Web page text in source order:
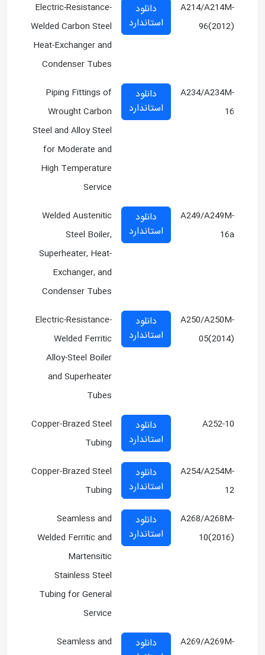
A214/A214M-
96(2012)
دانلود
استاندارد
Electric-Resistance-
Welded Carbon Steel
Heat-Exchanger and
Condenser Tubes
A234/A234M-
16
دانلود
استاندارد
Piping Fittings of
Wrought Carbon
Steel and Alloy Steel
for Moderate and
High Temperature
Service
A249/A249M-
16a
دانلود
استاندارد
Welded Austenitic
Steel Boiler,
Superheater, Heat-
Exchanger, and
Condenser Tubes
A250/A250M-
05(2014)
دانلود
استاندارد
Electric-Resistance-
Welded Ferritic
Alloy-Steel Boiler
and Superheater
Tubes
A252-10
دانلود
استاندارد
Copper-Brazed Steel
Tubing
A254/A254M-
12
دانلود
استاندارد
Copper-Brazed Steel
Tubing
A268/A268M-
10(2016)
دانلود
استاندارد
Seamless and
Welded Ferritic and
Martensitic
Stainless Steel
Tubing for General
Service
A269/A269M-
دانلود
Seamless and